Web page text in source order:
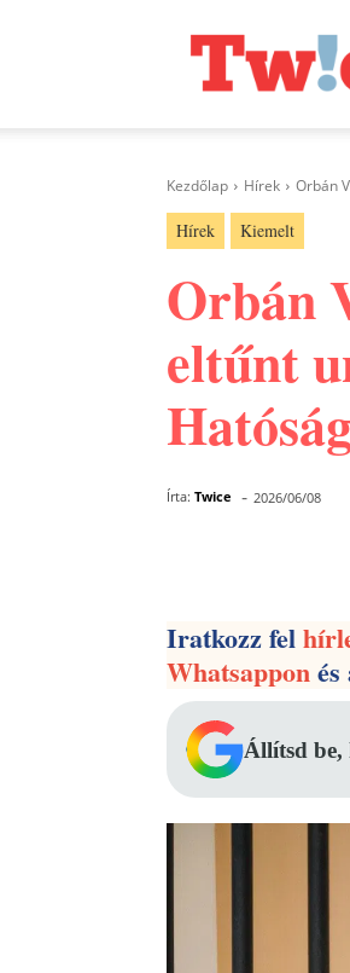
Kezdőlap Hírek Orbán
Hírek Kiemelt
Orbán
eltűnt
Írta: Twice - 2026/06/08
Iratkozz fel
Whatsapponés
Állítsd be,